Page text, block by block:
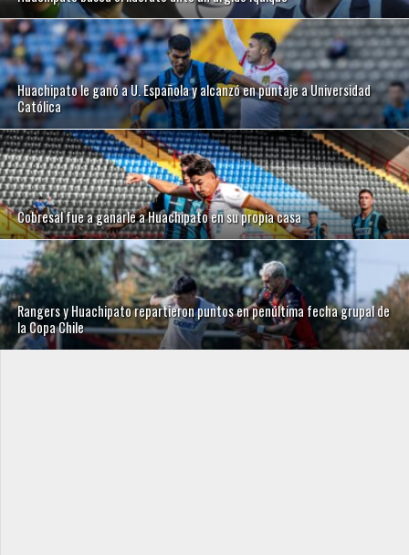
Huachipato le ganó a U. Española y alcanzó en puntaje a Universidad
Católica
Cobresal fue a ganarle a Huachipato en su propia casa
Rangers y Huachipato repartieron puntos en penúltima fecha grupal de
la Copa Chile